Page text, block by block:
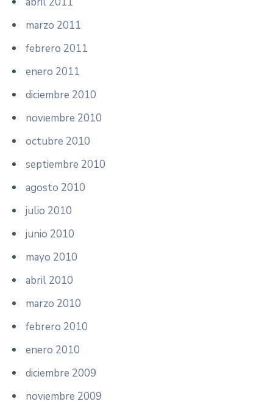
marzo 2011
febrero 2011
enero 2011
diciembre 2010
noviembre 2010
octubre 2010
septiembre 2010
agosto 2010
julio 2010
junio 2010
mayo 2010
abril 2010
marzo 2010
febrero 2010
enero 2010
diciembre 2009
noviembre 2009